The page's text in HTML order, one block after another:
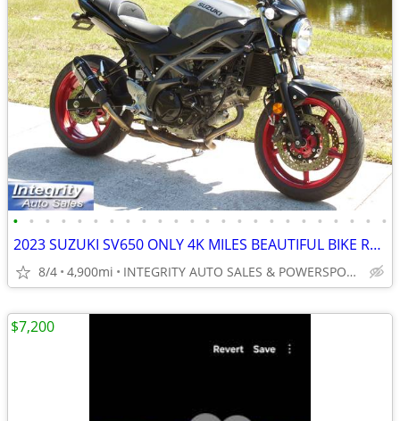
• • • • • • • • • • • • • • • • • • • • • • • •
2023 SUZUKI SV650 ONLY 4K MILES BEAUTIFUL BIKE RUNS AMAZING NO BS FEES
8/4 4,900mi INTEGRITY AUTO SALES & POWERSPORTS
$7,200